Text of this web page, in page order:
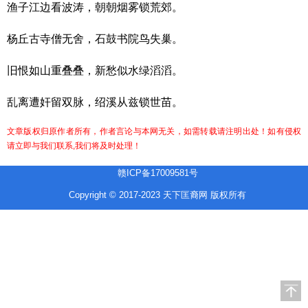
渔子江边看波涛，朝朝烟雾锁荒郊。
杨丘古寺僧无舍，石鼓书院鸟失巢。
旧恨如山重叠叠，新愁似水绿滔滔。
乱离遭奸留双脉，绍溪从兹锁世苗。
文章版权归原作者所有，作者言论与本网无关，如需转载请注明出处！如有侵权
请立即与我们联系,我们将及时处理！
赣ICP备17009581号
Copyright © 2017-2023 天下匡裔网 版权所有